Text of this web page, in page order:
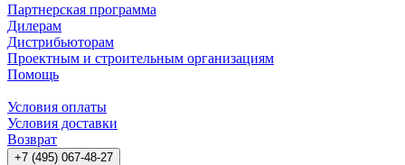
Партнерская программа
Дилерам
Дистрибьюторам
Проектным и строительным организациям
Помощь
Условия оплаты
Условия доставки
Возврат
+7 (495) 067-48-27